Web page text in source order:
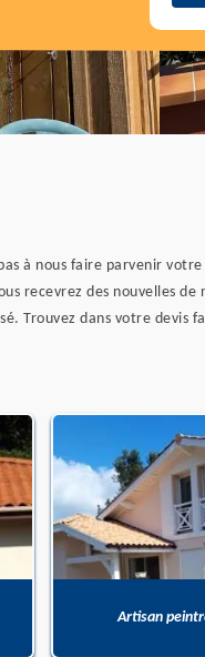
à nous faire parvenir
recevrez des nouvelles
Trouvez dans votre
Artisan